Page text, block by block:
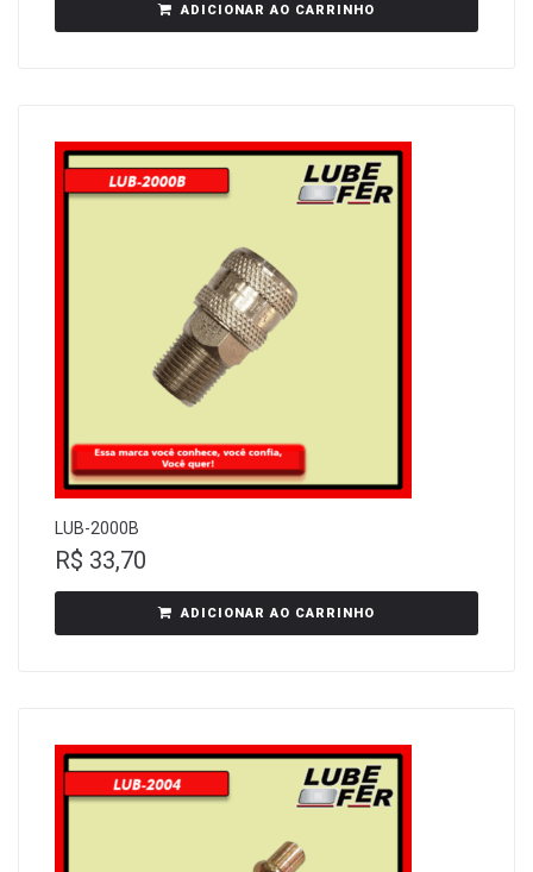
ADICIONAR AO CARRINHO
LUB-2000B
R$ 33,70
ADICIONAR AO CARRINHO